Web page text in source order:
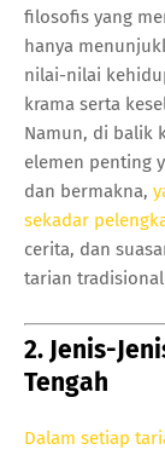
filosofis yang
hanya
nilai-nilai
krama serta
Namun, di balik
elemen penting
dan bermakna,
sekadar
cerita, dan
tarian tradisional
2. Jenis-
Tengah
Dalam setiap